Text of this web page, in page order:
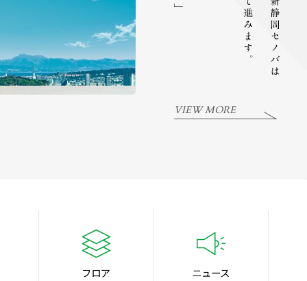
VIEW MORE
フロア ニュース